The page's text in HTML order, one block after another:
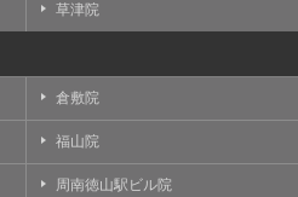
草津院
倉敷院
福山院
周南徳山駅ビル院